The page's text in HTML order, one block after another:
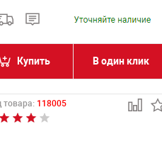
Купить В один клик
товара: 118005